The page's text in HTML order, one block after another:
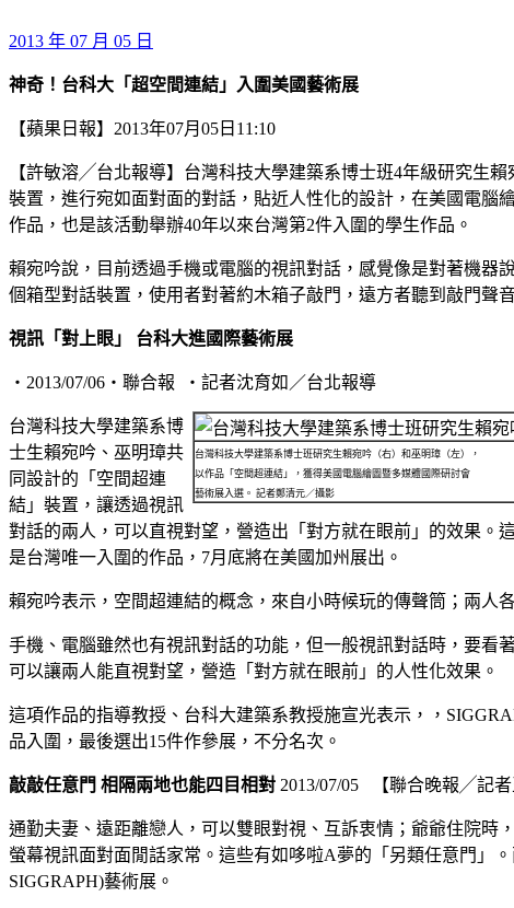
2013 年 07 月 05 日
神奇！台科大「超空間連結」入圍美國藝術展
【蘋果日報】2013年07月05日11:10
【許敏溶╱台北報導】台灣科技大學建築系博士班4年級研究生
裝置，進行宛如面對面的對話，貼近人性化的設計，在美國電腦
作品，也是該活動舉辦40年以來台灣第2件入圍的學生作品。
賴宛吟說，目前透過手機或電腦的視訊對話，感覺像是對著機器
個箱型對話裝置，使用者對著約木箱子敲門，遠方者聽到敲門聲
視訊「對上眼」 台科大進國際藝術展
‧2013/07/06‧聯合報 ‧記者沈育如／台北報導
台灣科技大學建築系博士班研究生賴宛吟（右）和巫明璋（左），
以作品「空間超連結」，獲得美國電腦繪圖暨多媒體國際研討會
藝術展入選。 記者鄭清元／攝影
台灣科技大學建築系博
士生賴宛吟、巫明璋共
同設計的「空間超連
結」裝置，讓透過視訊
對話的兩人，可以直視對望，營造出「對方就在眼前」的效果。
是台灣唯一入圍的作品，7月底將在美國加州展出。
賴宛吟表示，空間超連結的概念，來自小時候玩的傳聲筒；兩人
手機、電腦雖然也有視訊對話的功能，但一般視訊對話時，要看
可以讓兩人能直視對望，營造「對方就在眼前」的人性化效果。
這項作品的指導教授、台科大建築系教授施宣光表示，，
品入圍，最後選出15件作參展，不分名次。
敲敲任意門 相隔兩地也能四目相對 2013/07/05 【聯合晚報╱記
通勤夫妻、遠距離戀人，可以雙眼對視、互訴衷情；爺爺住院時
螢幕視訊面對面閒話家常。這些有如哆啦A夢的「另類任意門」
SIGGRAPH)藝術展。